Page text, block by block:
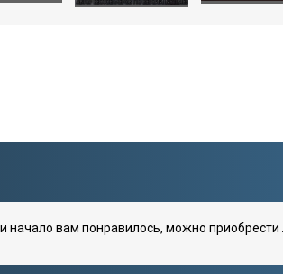
вам понравилось, можно приобрести